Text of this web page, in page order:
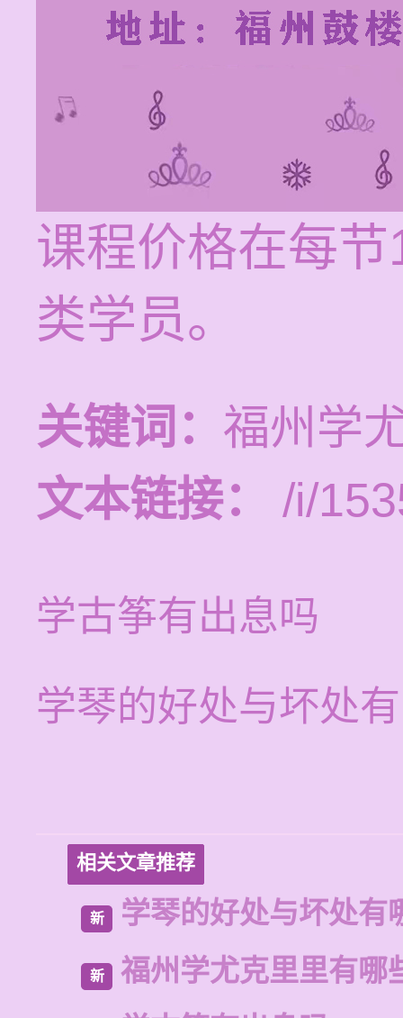
课程价格在每
类学员。
关键词： 福州学
文本链接：
/i/
学古筝有出息吗
学琴的好处与坏处
相关文章推荐
新 学琴的好处与坏处有
新
福州学尤克里里有哪